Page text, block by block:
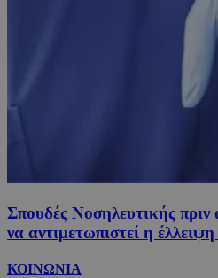
Σπουδές Νοσηλευτικής
να αντιμετωπιστεί η
ΚΟΙΝΩΝΙΑ